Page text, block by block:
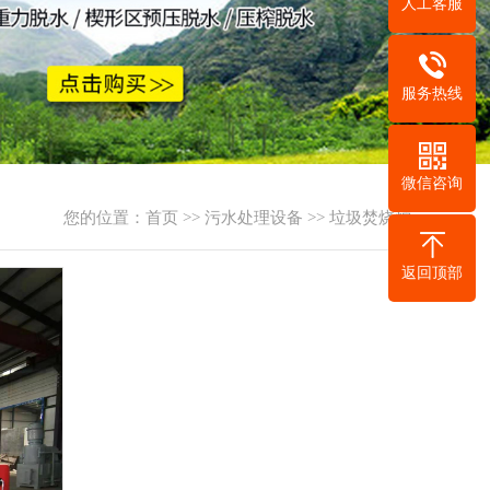
您的位置： 首页 >> 污水处理设备 >> 垃圾焚烧炉
人工客服
服务热线
微信咨询
返回顶部